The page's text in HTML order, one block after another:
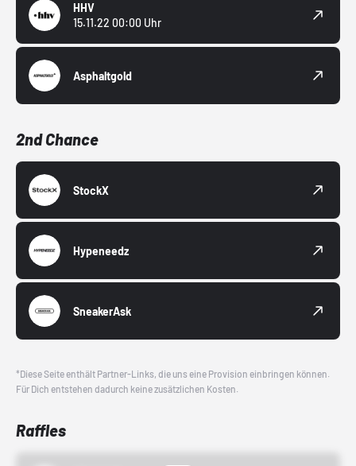
HHV
15.11.22 00:00 Uhr
Asphaltgold
2nd Chance
StockX
Hypeneedz
SneakerAsk
*Diese Seite enthält Partner-Links, die uns eine Provision einbringen können.
Für Dich entstehen dadurch keine zusätzlichen Kosten.
Raffles